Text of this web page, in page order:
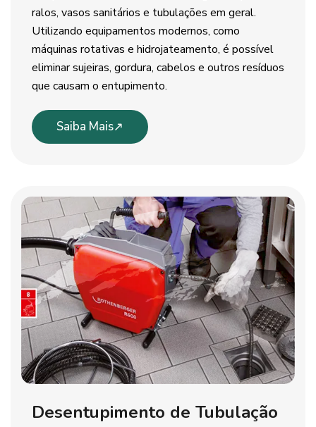
ralos, vasos sanitários e tubulações em geral.
Utilizando equipamentos modernos, como
máquinas rotativas e hidrojateamento, é possível
eliminar sujeiras, gordura, cabelos e outros resíduos
que causam o entupimento.
Saiba Mais
Desentupimento de Tubulação